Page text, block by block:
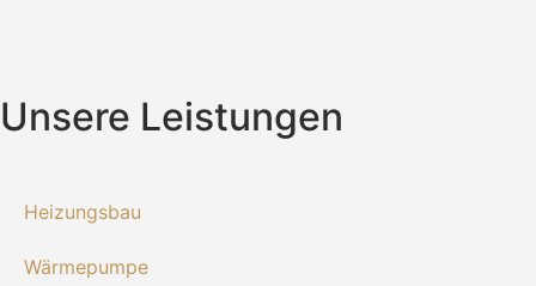
Unsere Leistungen
Heizungsbau
Wärmepumpe